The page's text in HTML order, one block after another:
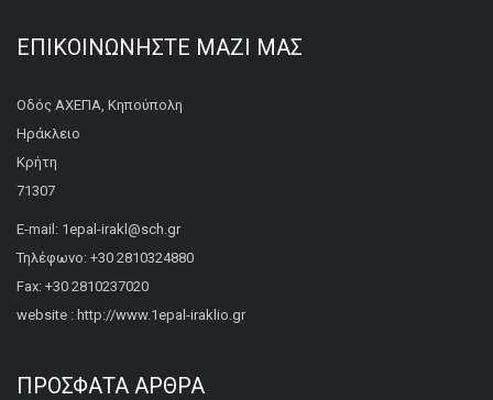
ΕΠΙΚΟΙΝΩΝΉΣΤΕ ΜΑΖΊ ΜΑΣ
Οδός ΑΧΕΠΑ, Κηπούπολη
Ηράκλειο
Κρήτη
71307
E-mail: 1epal-irakl@sch.gr
Τηλέφωνο: +30 2810324880
Fax: +30 2810237020
website : http://www.1epal-iraklio.gr
ΠΡΌΣΦΑΤΑ ΆΡΘΡΑ